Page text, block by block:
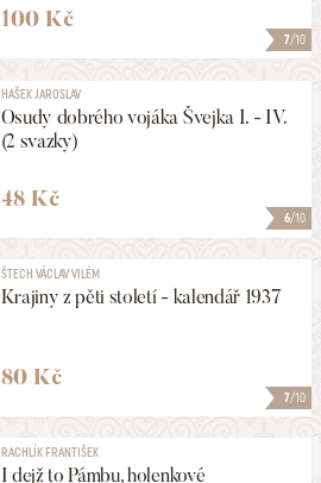
7/10
100 Kč
6/10
HAŠEK JAROSLAV
Osudy dobrého vojáka Švejka I. - IV.
(2 svazky)
48 Kč
7/10
ŠTECH VÁCLAV VILÉM
Krajiny z pěti století - kalendář 1937
80 Kč
RACHLÍK FRANTIŠEK
I dejž to Pámbu, holenkové